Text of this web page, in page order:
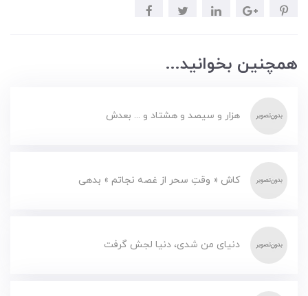
همچنین بخوانید...
هزار و سیصد و هشتاد و ... بعدش
کاش « وقتِ سحر از غصه نجاتم » بدهی
دنیای من شدی، دنیا لجش گرفت